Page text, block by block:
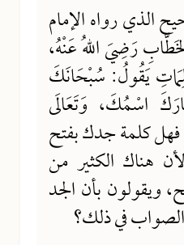
الذي رواه الإمام
رَضِيَ اللهُ عَنْهُ،
يَقُولُ: سُبْحَانَكَ
اسْمُكَ، وَتَعَالَى
كلمة جدك بفتح
هناك الكثير من
ويقولون بأن الجد
في ذلك؟